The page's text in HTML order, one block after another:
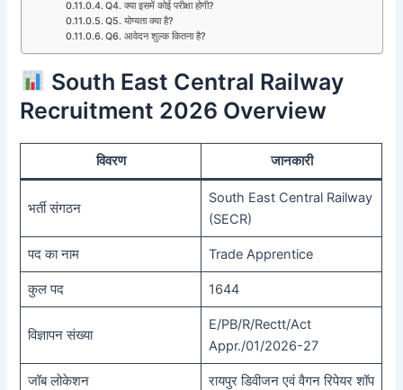
Q4. क्या इसमें कोई परीक्षा होगी?
Q5. योग्यता क्या है?
Q6. आवेदन शुल्क कितना है?
South East Central Railway
Recruitment 2026 Overview
विवरण जानकारी
भर्ती संगठन
South East Central Railway
(SECR)
पद का नाम Trade Apprentice
कुल पद 1644
विज्ञापन संख्या
E/PB/R/Rectt/Act
Appr./01/2026-27
जॉब लोकेशन रायपुर डिवीजन एवं वैगन रिपेयर शॉप